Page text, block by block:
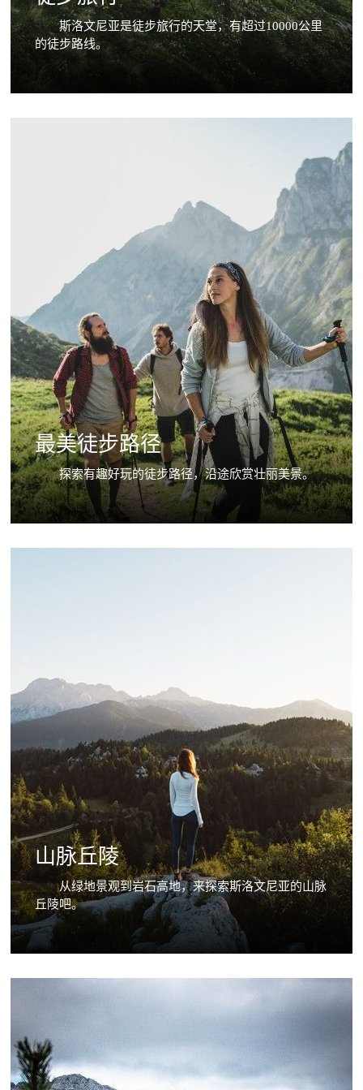
斯洛文尼亚是徒步旅行的天堂，有超过10000公里
的徒步路线。
最美徒步路径
探索有趣好玩的徒步路径，沿途欣赏壮丽美景。
山脉丘陵
从绿地景观到岩石高地，来探索斯洛文尼亚的山脉
丘陵吧。